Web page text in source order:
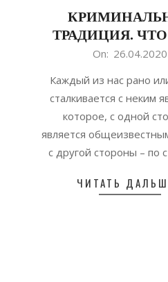
ТРАДИЦИЯ.
26
On: 26.04.2020
Каждый из нас рано
сталкивается с неким
которое, с одной
является
с другой стороны – по
ЧИТАТЬ